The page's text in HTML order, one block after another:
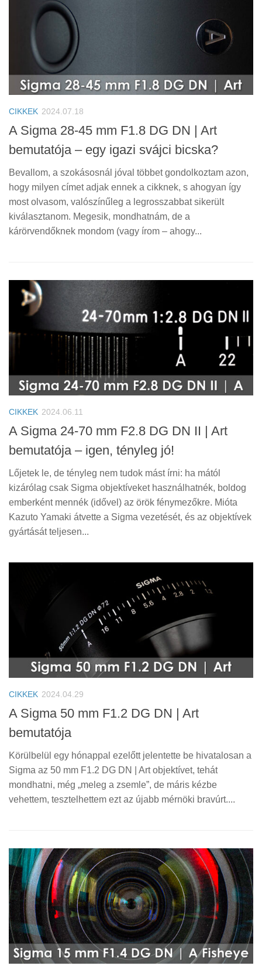
CIKKEK 2024.07.18
A Sigma 28-45 mm F1.8 DG DN | Art
bemutatója – egy igazi svájci bicska?
Bevallom, a szokásosnál jóval többet gondolkoztam azon,
hogy milyen címet adjak ennek a cikknek, s ahogyan így
most olvasom, valószínűleg a legrosszabbat sikerült
kiválasztanom. Megesik, mondhatnám, de a
kárörvendőknek mondom (vagy írom – ahogy...
CIKKEK 2024.06.11
A Sigma 24-70 mm F2.8 DG DN II | Art
bemutatója – igen, tényleg jó!
Lőjetek le, de tényleg nem tudok mást írni: ha mától
kizárólag csak Sigma objektíveket használhatnék, boldog
emberként mennék (idővel) az örök fénymezőkre. Mióta
Kazuto Yamaki átvette a Sigma vezetését, és az objektívek
gyártását teljesen...
CIKKEK 2024.04.29
A Sigma 50 mm F1.2 DG DN | Art
bemutatója
Körülbelül egy hónappal ezelőtt jelentette be hivatalosan a
Sigma az 50 mm F1.2 DG DN | Art objektívet, tehát
mondhatni, még „meleg a zsemle”, de máris kézbe
vehettem, tesztelhettem ezt az újabb mérnöki bravúrt....